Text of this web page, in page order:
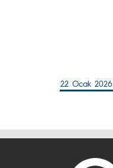
22 Ocak 2026